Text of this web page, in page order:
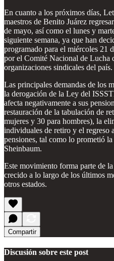
En cuanto a los próximos días,
maestros de Benito Juárez
de mayo, así como el lunes y
siguiente semana, ya que han
programado para el miércoles 21
por el Comité Nacional de
organizaciones sindicales del país.
Las principales demandas de los
la derogación de la Ley del
afecta negativamente a sus
restauración de la tabulación de
mujeres y 30 para hombres), la
individuales de retiro y el regreso
pensiones, tal como lo prometió
Sheinbaum.
Este movimiento forma parte de
crecido a lo largo de los últimos
otros estados.
Compartir
Discusión sobre este post